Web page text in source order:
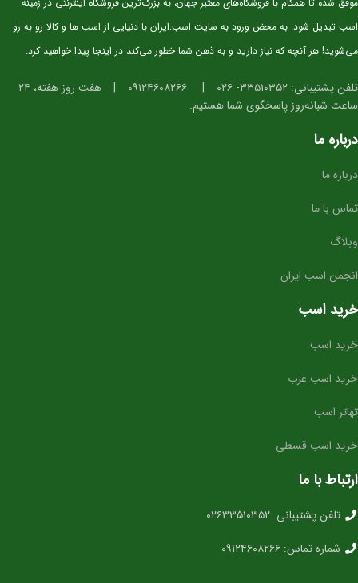
وضعیت:وارداتی، دوسَر (پدر و مادر خارجی)، سلامت کامل
خلق‌وخو:آرام، باهوش، اجتماعی و آموزش‌پذیر
⭐ ویژگی‌های فیزیکی و عملکردی
استخوان‌بندی قوی و مناسب برای کار پرشی
دست و پای خشک و تمیز، آماده ورود به مراحل آموزشی
تمرکز بالا و واکنش سریع در محیط‌های جدید
ساختار بدنی استاندارد برای پرورش به سطح حرفه‌ای
⭐ مناسب برای چه افرادی؟
باشگاه‌ها و مربیانی که قصد تربیت کره‌های حرفه‌ای دارند
مزرعه‌های پرورش اسب برای اضافه کردن خط‌خون برتر
اسب تبدیل شود. به محض ورود به سایت اسب.ایران با دنیایی از اسب ها و کالا رو به رو
می‌شوید! هر آنچه که نیاز دارید و به ذهن شما خطور می‌کند در اینجا پیدا خواهید کرد.
تلفن پشتیبانی: ۳۳۵۱۰۳۵۲- ۰۲۶ |
|
هفت روز هفته، ۲۴
ساعت شبانه‌روز پاسخگوی شما هستیم.
درباره ما
درباره ما
تماس با ما
وبلاگ
انجمن اسب ایران
خرید اسب
خرید اسب
خرید اسب عرب
تهاتر اسب
خرید اسب قسطی
ارتباط با ما
تلفن پشتیبانی: ۰۲۶۳۳۵۱۰۳۵۲
شماره تماس: ۰۹۱۲۴۶۰۸۲۶۶